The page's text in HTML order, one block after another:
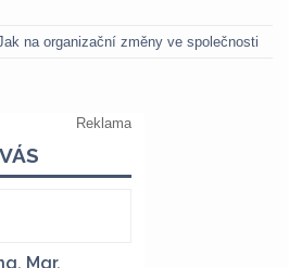
na organizační změny ve společnosti